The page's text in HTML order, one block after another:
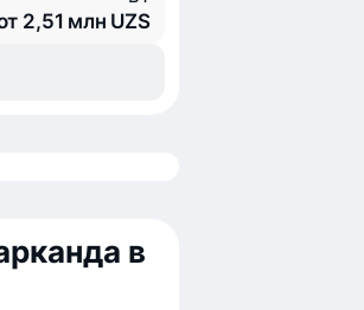
2,51 млн UZS
в